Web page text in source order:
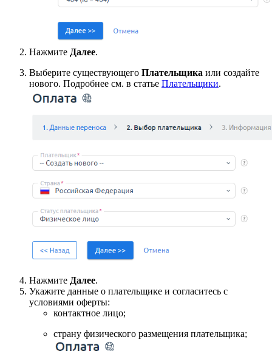
Нажмите Далее.
Выберите существующего Плательщика или создайте
нового. Подробнее см. в статье Плательщики.
Нажмите Далее.
Укажите данные о плательщике и согласитесь с
условиями оферты:
контактное лицо;
страну физического размещения плательщика;